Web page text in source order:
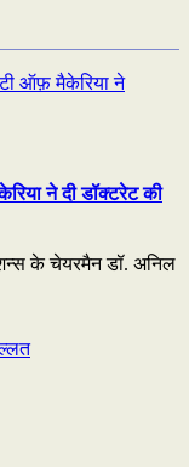
ने दी डॉक्टरेट की
के चेयरमैन डॉ. अनिल